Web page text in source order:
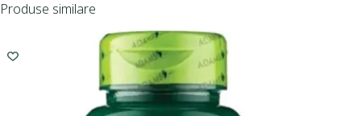
Produse similare